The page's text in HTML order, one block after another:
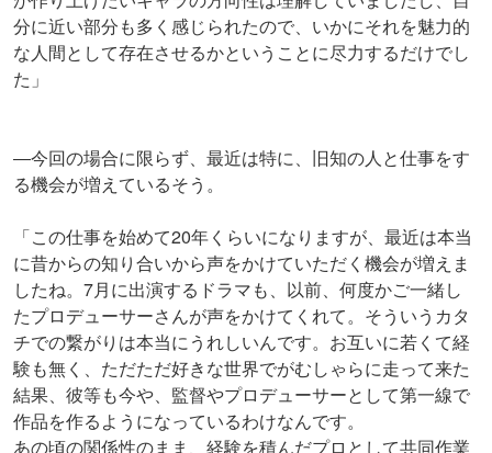
分に近い部分も多く感じられたので、いかにそれを魅力的
な人間として存在させるかということに尽力するだけでし
た」
―今回の場合に限らず、最近は特に、旧知の人と仕事をす
る機会が増えているそう。
「この仕事を始めて20年くらいになりますが、最近は本当
に昔からの知り合いから声をかけていただく機会が増えま
したね。7月に出演するドラマも、以前、何度かご一緒し
たプロデューサーさんが声をかけてくれて。そういうカタ
チでの繋がりは本当にうれしいんです。お互いに若くて経
験も無く、ただただ好きな世界でがむしゃらに走って来た
結果、彼等も今や、監督やプロデューサーとして第一線で
作品を作るようになっているわけなんです。
あの頃の関係性のまま、経験を積んだプロとして共同作業